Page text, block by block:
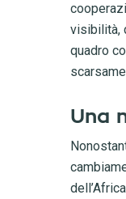
visibilità,
quadro
Una